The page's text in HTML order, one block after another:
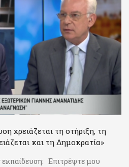
χρειάζεται τη στήριξη, τη
και τη Δημοκρατία»
εκπαίδευση: Επιτρέψτε μου